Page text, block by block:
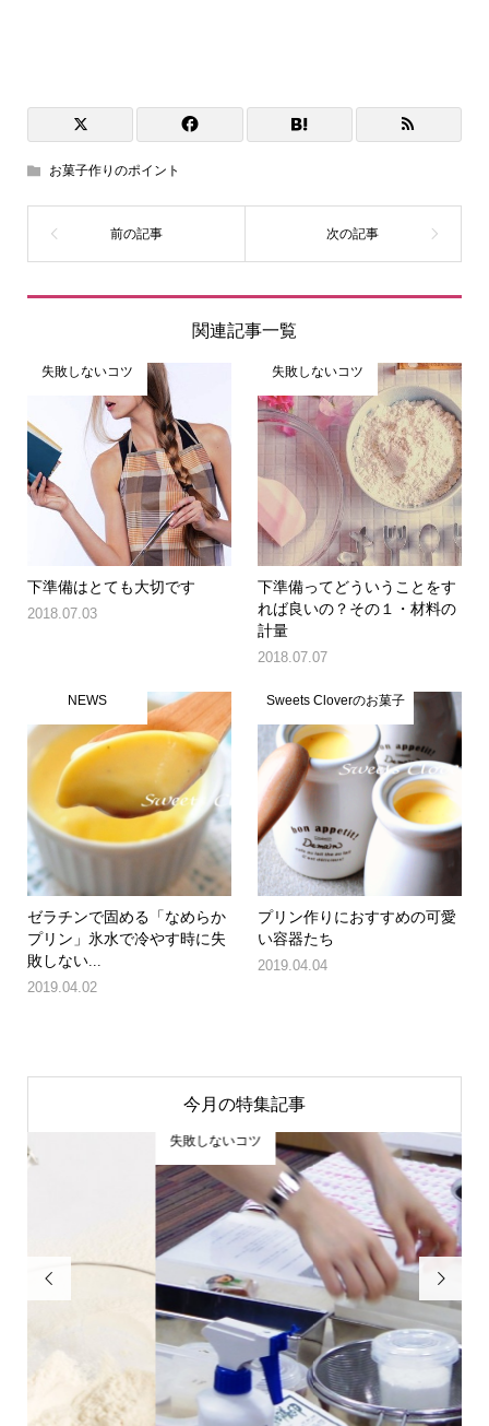
お菓子作りのポイント
関連記事一覧
失敗しないコツ
下準備はとても大切です
2018.07.03
失敗しないコツ
下準備ってどういうことをす
れば良いの？その１・材料の
計量
2018.07.07
NEWS
ゼラチンで固める「なめらか
プリン」氷水で冷やす時に失
敗しない...
2019.04.02
Sweets Cloverのお菓子
プリン作りにおすすめの可愛
い容器たち
2019.04.04
今月の特集記事
 